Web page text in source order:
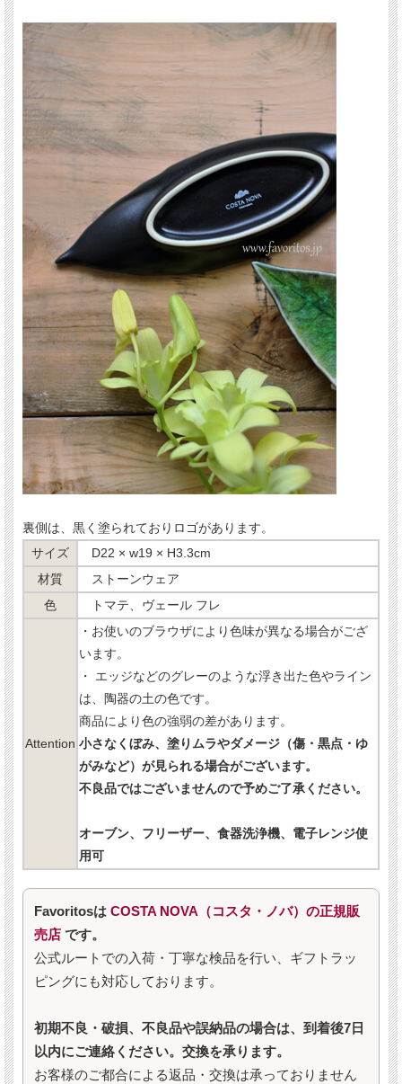
裏側は、黒く塗られておりロゴがあります。
サイズ
D22 × w19 × H3.3cm
材質
ストーンウェア
色
トマテ、ヴェール フレ
Attention
・お使いのブラウザにより色味が異なる場合がござ
います。
・ エッジなどのグレーのような浮き出た色やライン
は、陶器の土の色です。
商品により色の強弱の差があります。
小さなくぼみ、塗りムラやダメージ（傷・黒点・ゆ
がみなど）が見られる場合がございます。
不良品ではございませんので予めご了承ください。
オーブン、フリーザー、食器洗浄機、電子レンジ使
用可
Favoritosは COSTA NOVA（コスタ・ノバ）の正規販
売店 です。
公式ルートでの入荷・丁寧な検品を行い、ギフトラッ
ピングにも対応しております。
初期不良・破損、不良品や誤納品の場合は、到着後7日
以内にご連絡ください。交換を承ります。
お客様のご都合による返品・交換は承っておりません